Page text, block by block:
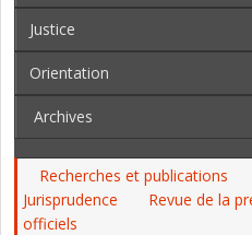
Justice
Orientation
Archives
Recherches et publications
Jurisprudence
Revue de la
officiels